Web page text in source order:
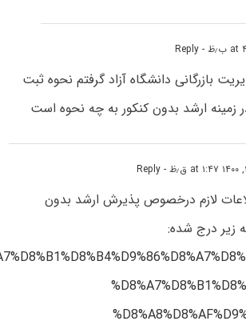
- Reply
مدیریت بازرگانی دانشگاه آزاد گرفتم نحوه ثبت
زمینه ارشد بدون کنکور به چه نحوه است
- Reply
لازم درخصوص پذیرش ارشد بدون
زیر درج شده: